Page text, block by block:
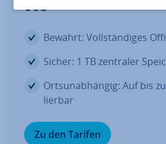
365
Bewährt: Voll­stän­di­ges
Sicher: 1 TB zentraler
Orts­un­ab­hän­gig: Auf bis
lier­bar
Zu den Tarifen